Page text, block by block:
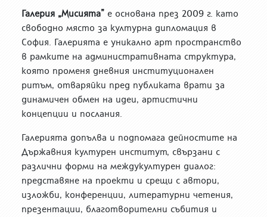
Галерия „Мисията” е основана през 2009 г. като
свободно място за културна дипломация в
София. Галерията е уникално арт пространство
в рамките на административната структура,
която променя дневния институционален
ритъм, отваряйки пред публиката врати за
динамичен обмен на идеи, артистични
концепции и послания.
Галерията допълва и подпомага дейностите на
Държавния културен институт, свързани с
различни форми на междукултурен диалог:
представяне на проекти и срещи с автори,
изложби, конференции, литературни четения,
презентации, благотворителни събития и